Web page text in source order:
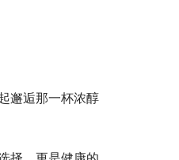
邂逅那一杯浓醇